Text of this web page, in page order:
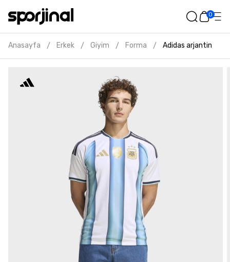
0
Anasayfa / Erkek / Giyim / Forma / Adidas arjantin 26